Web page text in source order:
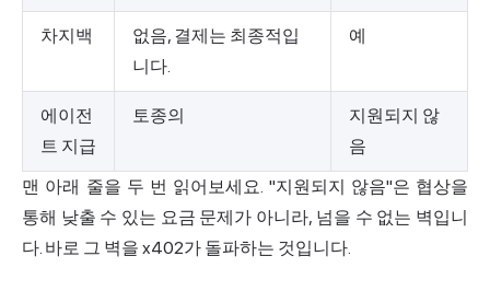
차지백
없음, 결제는 최종적입
니다.
예
에이전
트 지급
토종의
지원되지 않
음
맨 아래 줄을 두 번 읽어보세요. "지원되지 않음"은 협상을
통해 낮출 수 있는 요금 문제가 아니라, 넘을 수 없는 벽입니
다. 바로 그 벽을 x402가 돌파하는 것입니다.